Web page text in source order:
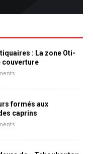
: La zone Oti-
couverture
formés aux
caprins